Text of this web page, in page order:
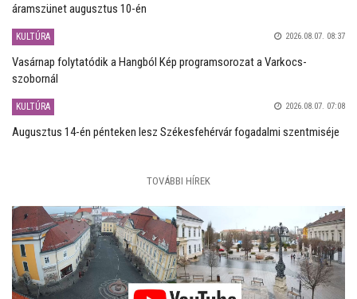
áramszünet augusztus 10-én
KULTÚRA 2026.08.07. 08:37
Vasárnap folytatódik a Hangból Kép programsorozat a Varkocs-
szobornál
KULTÚRA 2026.08.07. 07:08
Augusztus 14-én pénteken lesz Székesfehérvár fogadalmi szentmiséje
TOVÁBBI HÍREK